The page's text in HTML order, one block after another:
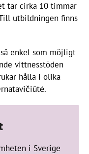
tar cirka 10 timmar
utbildningen finns
enkel som möjligt
vittnesstöden
hålla i olika
i Sverige